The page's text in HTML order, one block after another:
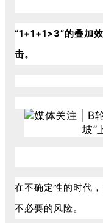
“1+1+1>3”的叠加
击。
在不确定性的时代
不必要的风险。